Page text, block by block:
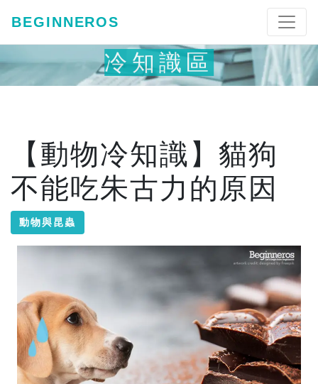
BEGINNEROS
冷知識區
【動物冷知識】貓狗
不能吃朱古力的原因
動物與昆蟲